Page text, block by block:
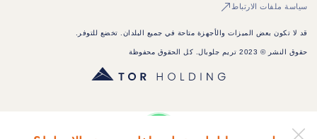
سياسة ملفات الارتباط
قد لا تكون بعض الميزات والأجهزة متاحة في جميع البلدان. تخضع للتوفر.
حقوق النشر © 2023 تريم جلوبال. كل الحقوق محفوظة